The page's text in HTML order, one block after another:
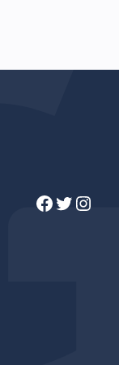
Facebook Twitter Instagram